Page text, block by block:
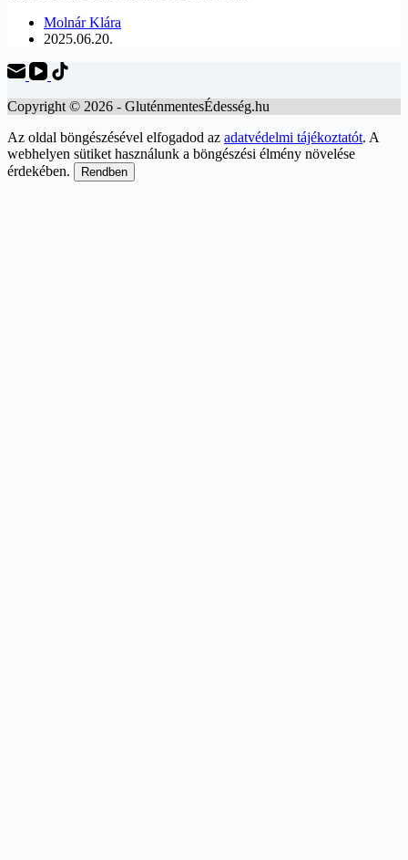
Molnár Klára
2025.06.20.
Copyright © 2026 - GluténmentesÉdesség.hu
Az oldal böngészésével elfogadod az adatvédelmi tájékoztatót. A
webhelyen sütiket használunk a böngészési élmény növelése
érdekében.
Rendben